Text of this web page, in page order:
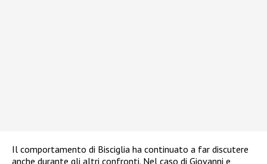
Il comportamento di Bisciglia ha continuato a far discutere
anche durante gli altri confronti. Nel caso di Giovanni e